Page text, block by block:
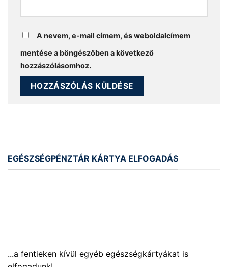
A nevem, e-mail címem, és weboldalcímem
mentése a böngészőben a következő
hozzászólásomhoz.
EGÉSZSÉGPÉNZTÁR KÁRTYA ELFOGADÁS
...a fentieken kívül egyéb egészségkártyákat is